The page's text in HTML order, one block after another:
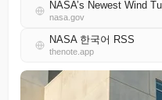
nasa.gov
NASA 한국어 RSS
thenote.app